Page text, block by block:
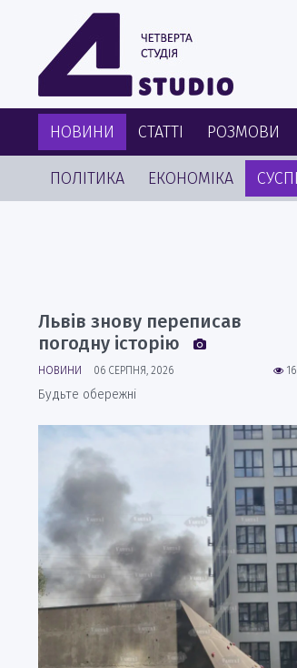
НОВИНИ СТАТТІ РОЗМОВИ
ПОЛІТИКА ЕКОНОМІКА
Львів знову переписав
погодну історію
16
НОВИНИ 06 СЕРПНЯ, 2026
Будьте обережні